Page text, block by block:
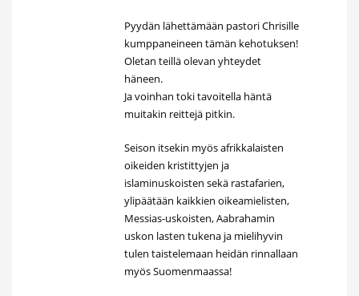
Pyydän lähettämään pastori Chrisille
kumppaneineen tämän kehotuksen!
Oletan teillä olevan yhteydet
häneen.
Ja voinhan toki tavoitella häntä
muitakin reittejä pitkin.
Seison itsekin myös afrikkalaisten
oikeiden kristittyjen ja
islaminuskoisten sekä rastafarien,
ylipäätään kaikkien oikeamielisten,
Messias-uskoisten, Aabrahamin
uskon lasten tukena ja mielihyvin
tulen taistelemaan heidän rinnallaan
myös Suomenmaassa!